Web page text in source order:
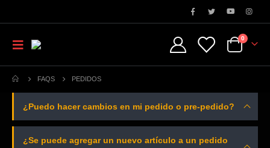
0
FAQS PEDIDOS
¿Puedo hacer cambios en mi pedido o pre-pedido?
¿Se puede agregar un nuevo artículo a un pedido